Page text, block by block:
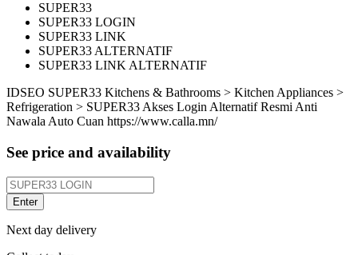
SUPER33
SUPER33 LOGIN
SUPER33 LINK
SUPER33 ALTERNATIF
SUPER33 LINK ALTERNATIF
IDSEO SUPER33 Kitchens & Bathrooms > Kitchen Appliances >
Refrigeration > SUPER33 Akses Login Alternatif Resmi Anti
Nawala Auto Cuan https://www.calla.mn/
See price and availability
Enter
Next day delivery